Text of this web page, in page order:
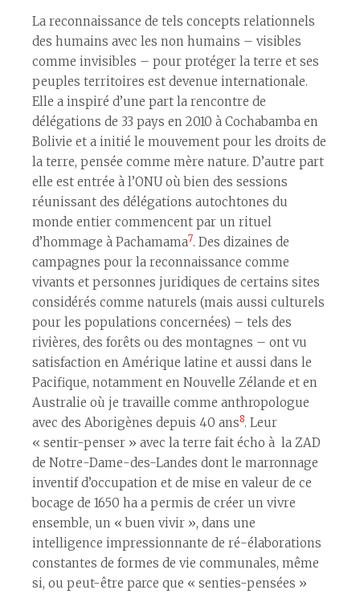
La reconnaissance de tels concepts relationnels
des humains avec les non humains – visibles
comme invisibles – pour protéger la terre et ses
peuples territoires est devenue internationale.
Elle a inspiré d’une part la rencontre de
délégations de 33 pays en 2010 à Cochabamba en
Bolivie et a initié le mouvement pour les droits de
la terre, pensée comme mère nature. D’autre part
elle est entrée à l’ONU où bien des sessions
réunissant des délégations autochtones du
monde entier commencent par un rituel
d’hommage à Pachamama7. Des dizaines de
campagnes pour la reconnaissance comme
vivants et personnes juridiques de certains sites
considérés comme naturels (mais aussi culturels
pour les populations concernées) – tels des
rivières, des forêts ou des montagnes – ont vu
satisfaction en Amérique latine et aussi dans le
Pacifique, notamment en Nouvelle Zélande et en
Australie où je travaille comme anthropologue
avec des Aborigènes depuis 40 ans8. Leur
« sentir-penser » avec la terre fait écho à la ZAD
de Notre-Dame-des-Landes dont le marronnage
inventif d’occupation et de mise en valeur de ce
bocage de 1650 ha a permis de créer un vivre
ensemble, un « buen vivir », dans une
intelligence impressionnante de ré-élaborations
constantes de formes de vie communales, même
si, ou peut-être parce que « senties-pensées »